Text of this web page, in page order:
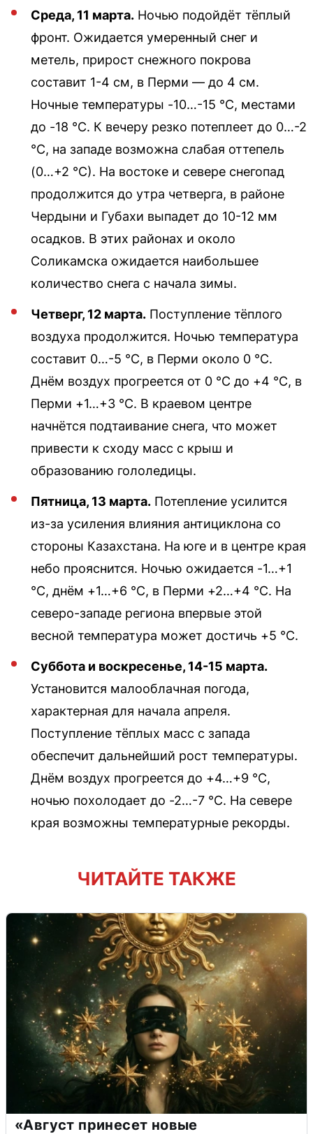
Среда, 11 марта. Ночью подойдёт тёплый
фронт. Ожидается умеренный снег и
метель, прирост снежного покрова
составит 1-4 см, в Перми — до 4 см.
Ночные температуры -10…-15 °С, местами
до -18 °С. К вечеру резко потеплеет до 0…-2
°С, на западе возможна слабая оттепель
(0…+2 °С). На востоке и севере снегопад
продолжится до утра четверга, в районе
Чердыни и Губахи выпадет до 10-12 мм
осадков. В этих районах и около
Соликамска ожидается наибольшее
количество снега с начала зимы.
Четверг, 12 марта. Поступление тёплого
воздуха продолжится. Ночью температура
составит 0…-5 °С, в Перми около 0 °С.
Днём воздух прогреется от 0 °С до +4 °С, в
Перми +1…+3 °С. В краевом центре
начнётся подтаивание снега, что может
привести к сходу масс с крыш и
образованию гололедицы.
Пятница, 13 марта. Потепление усилится
из-за усиления влияния антициклона со
стороны Казахстана. На юге и в центре края
небо прояснится. Ночью ожидается -1…+1
°С, днём +1…+6 °С, в Перми +2…+4 °С. На
северо-западе региона впервые этой
весной температура может достичь +5 °С.
Суббота и воскресенье, 14-15 марта.
Установится малооблачная погода,
характерная для начала апреля.
Поступление тёплых масс с запада
обеспечит дальнейший рост температуры.
Днём воздух прогреется до +4…+9 °С,
ночью похолодает до -2…-7 °С. На севере
края возможны температурные рекорды.
ЧИТАЙТЕ ТАКЖЕ
«Август принесет новые